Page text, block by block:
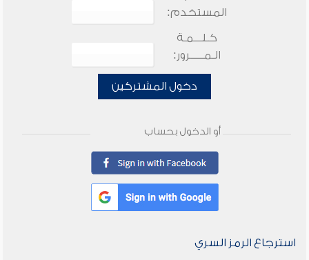
المستخدم:
كـلـــمـة
الـمـــــرور:
دخول المشتركين
أو الدخول بحساب
استرجاع الرمز السري